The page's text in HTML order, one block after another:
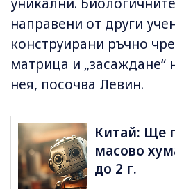
уникални.
направени от други
конструирани ръчно
матрица и „засаждане“
нея, посочва Левин.
Китай: Ще
масово
до 2 г.